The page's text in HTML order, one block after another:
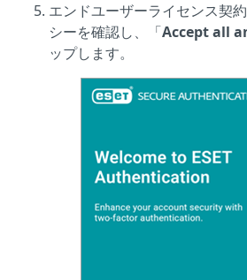
エンドユーザーライセンス契
シーを確認し、「Accept all
ップします。